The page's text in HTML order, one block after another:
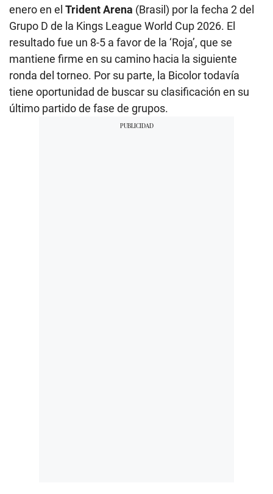
enero en el Trident Arena (Brasil) por la fecha 2 del
Grupo D de la Kings League World Cup 2026. El
resultado fue un 8-5 a favor de la ‘Roja’, que se
mantiene firme en su camino hacia la siguiente
ronda del torneo. Por su parte, la Bicolor todavía
tiene oportunidad de buscar su clasificación en su
último partido de fase de grupos.